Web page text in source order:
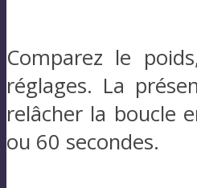
Comparez le
réglages. La
relâcher la boucle
ou 60 secondes.